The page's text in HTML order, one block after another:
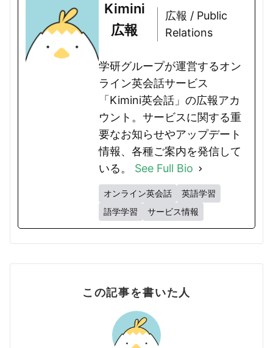
Kimini
広報
広報 / Public
Relations
学研グループが運営するオン
ライン英会話サービス
「Kimini英会話」の広報アカ
ウント。サービスに関する重
要なお知らせやアップデート
情報、各種ご案内を発信して
いる。 See Full Bio
オンライン英会話
英語学習
語学学習
サービス情報
この記事を書いた人